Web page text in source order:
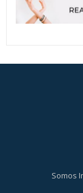
Somos